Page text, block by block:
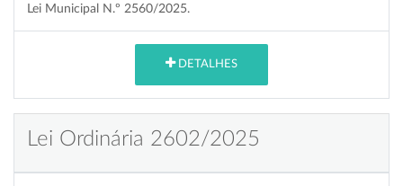
Lei Municipal N.º 2560/2025.
DETALHES
Lei Ordinária 2602/2025